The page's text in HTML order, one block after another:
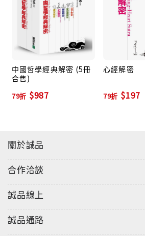
中國哲學經典解密 (5冊
合售)
79折 $987
心經解密
79折 $197
關於誠品
合作洽談
誠品線上
誠品通路